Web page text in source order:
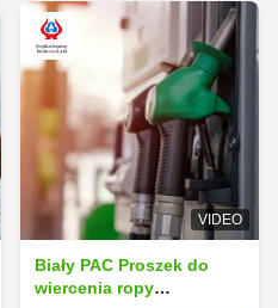
VIDEO
Biały PAC Proszek do
wiercenia ropy